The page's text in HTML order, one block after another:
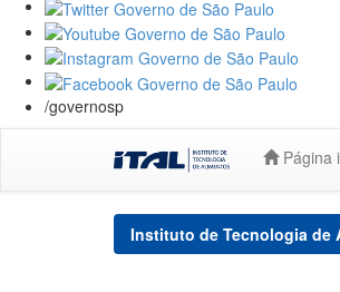
/governosp
Página
Instituto de Tecnologia de